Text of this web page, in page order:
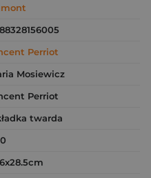
Perriot
Mosiewicz
Perriot
twarda